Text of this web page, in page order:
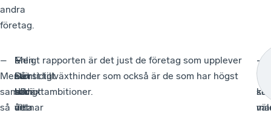
andra
företag.
–
Men
samtidigt
så
–
Så
att
det
Men
samtidigt
som
åtta
–
Det
här
vittnar
Enligt rapporten är det just de företag som upplever
störst tillväxthinder som också är de som har högst
tillväxtambitioner.
–
Vi
ser
–
Då